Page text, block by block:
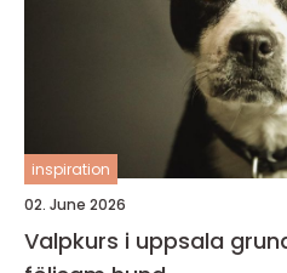
inspiration
02. June 2026
Valpkurs i uppsala grunden för en trygg och